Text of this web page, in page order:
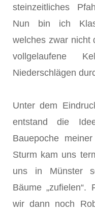
steinzeitliches
Nun bin ich
welches zwar nicht
vollgelaufene
Niederschlägen
Unter dem
entstand die
Bauepoche
Sturm kam uns
uns in Münster
Bäume „zufielen“.
wir dann noch